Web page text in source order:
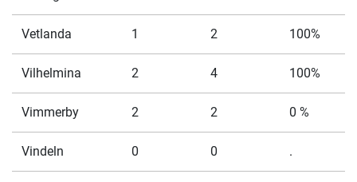
Vetlanda 1 2 100%
Vilhelmina 2 4 100%
Vimmerby 2 2 0 %
Vindeln 0 0 .